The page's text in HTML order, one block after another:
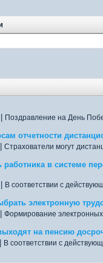
Поздравление на День
отчетности
Страхователи могут
работника в системе
В соответствии с
электронную
Формирование электронных
на пенсию
В соответствии с